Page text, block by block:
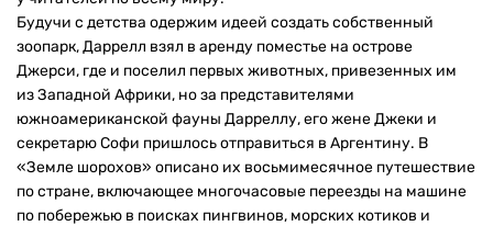
Будучи с детства одержим идеей создать собственный
зоопарк, Даррелл взял в аренду поместье на острове
Джерси, где и поселил первых животных, привезенных им
из Западной Африки, но за представителями
южноамериканской фауны Дарреллу, его жене Джеки и
секретарю Софи пришлось отправиться в Аргентину. В
«Земле шорохов» описано их восьмимесячное путешествие
по стране, включающее многочасовые переезды на машине
по побережью в поисках пингвинов, морских котиков и